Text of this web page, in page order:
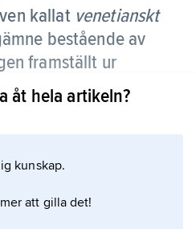
kallat venetianskt
bestående av
framställt ur
restprodukter vid
används i alla
åt hela artikeln?
kunskap.
att gilla det!